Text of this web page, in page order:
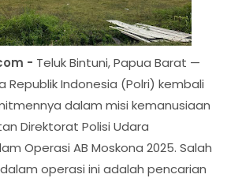
- Teluk Bintuni, Papua Barat —
Republik Indonesia (Polri) kembali
dalam misi kemanusiaan
Direktorat Polisi Udara
Operasi AB Moskona 2025. Salah
operasi ini adalah pencarian